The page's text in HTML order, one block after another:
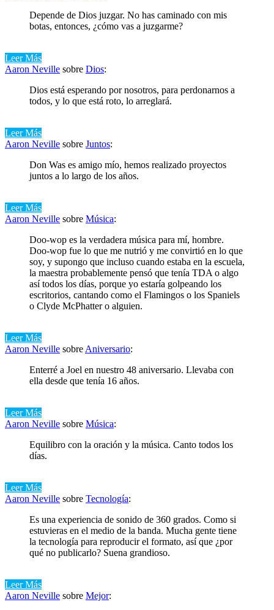
Depende de Dios juzgar. No has caminado con mis
botas, entonces, ¿cómo vas a juzgarme?
Leer Más
Aaron Neville sobre Dios:
Dios está esperando por nosotros, para perdonarnos a
todos, y lo que está roto, lo arreglará.
Leer Más
Aaron Neville sobre Juntos:
Don Was es amigo mío, hemos realizado proyectos
juntos a lo largo de los años.
Leer Más
Aaron Neville sobre Música:
Doo-wop es la verdadera música para mí, hombre.
Doo-wop fue lo que me nutrió y me convirtió en lo que
soy, y supongo que incluso cuando estaba en la escuela,
la maestra probablemente pensó que tenía TDA o algo
así todos los días, porque yo estaría golpeando los
escritorios, cantando como el Flamingos o los Spaniels
o Clyde McPhatter o alguien.
Leer Más
Aaron Neville sobre Aniversario:
Enterré a Joel en nuestro 48 aniversario. Llevaba con
ella desde que tenía 16 años.
Leer Más
Aaron Neville sobre Música:
Equilibro con la oración y la música. Canto todos los
días.
Leer Más
Aaron Neville sobre Tecnología:
Es una experiencia de sonido de 360 ​​grados. Como si
estuvieras en el medio de la banda. Mucha gente tiene
la tecnología para reproducir el formato, así que ¿por
qué no publicarlo? Suena grandioso.
Leer Más
Aaron Neville sobre Mejor: